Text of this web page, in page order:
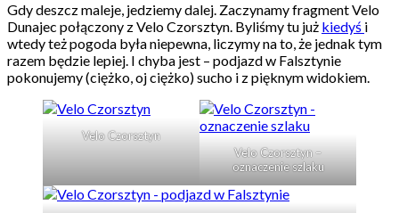
Gdy deszcz maleje, jedziemy dalej. Zaczynamy fragment Velo
Dunajec połączony z Velo Czorsztyn. Byliśmy tu już kiedyś i
wtedy też pogoda była niepewna, liczymy na to, że jednak tym
razem będzie lepiej. I chyba jest – podjazd w Falsztynie
pokonujemy (ciężko, oj ciężko) sucho i z pięknym widokiem.
Velo Czorsztyn
Velo Czorsztyn –
oznaczenie szlaku